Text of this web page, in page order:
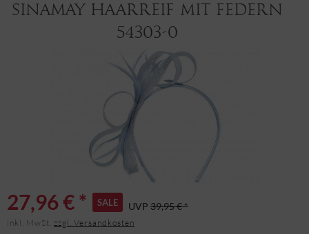
Sinamay Haarreif mit Federn
54303-0
27,96 € * SALE UVP 39,95 € *
inkl. MwSt. zzgl. Versandkosten